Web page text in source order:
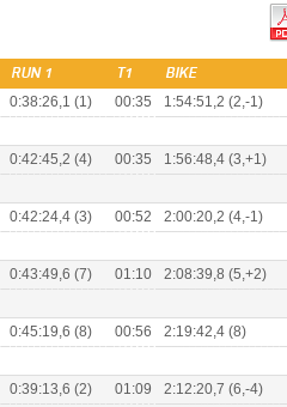
RUN 1 T1 BIKE
0:38:26,1 (1) 00:35 1:54:51,2 (2,-1)
0:42:45,2 (4) 00:35 1:56:48,4 (3,+1)
0:42:24,4 (3) 00:52 2:00:20,2 (4,-1)
0:43:49,6 (7) 01:10 2:08:39,8 (5,+2)
0:45:19,6 (8) 00:56 2:19:42,4 (8)
0:39:13,6 (2) 01:09 2:12:20,7 (6,-4)